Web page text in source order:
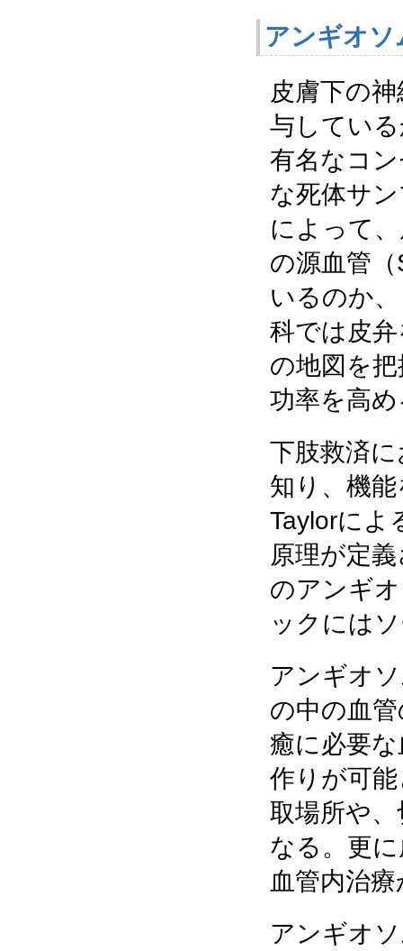
アンギオ
皮膚下の
与してい
有名なコ
な死体サ
によって
の源血管
いるのか
科では皮
の地図を
功率を高
下肢救済
知り、機
Taylorによ
原理が定
のアンギ
ックには
アンギオ
の中の血
癒に必要
作りが可
取場所や
なる。更
血管内治
アンギオ